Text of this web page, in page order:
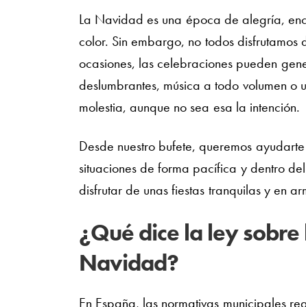
La Navidad es una época de alegría,
color. Sin embargo, no todos
ocasiones, las celebraciones pueden
deslumbrantes, música a todo volumen o
molestia, aunque no sea esa la intención.
Desde nuestro bufete, queremos
situaciones de forma pacífica y dentro
disfrutar de unas fiestas tranquilas y en
¿Qué dice la ley
Navidad?
En España, las normativas municipales